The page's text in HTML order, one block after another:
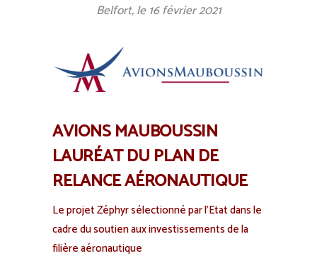
Belfort, le 16 février 2021
AVIONS MAUBOUSSIN
LAURÉAT DU PLAN DE
RELANCE AÉRONAUTIQUE
Le projet Zéphyr sélectionné par l’Etat dans le
cadre du soutien aux investissements de la
filière aéronautique